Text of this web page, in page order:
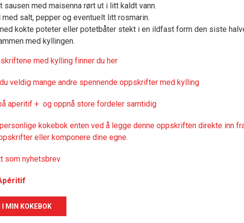
sausen med maisenna rørt ut i litt kaldt vann.
med salt, pepper og eventuelt litt rosmarin.
kokte poteter eller potetbåter stekt i en ildfast form den siste
med kyllingen.
med kylling finner du her
veldig mange andre spennende oppskrifter med kylling
aperitif + og oppnå store fordeler samtidig
kokebok enten ved å legge denne oppskriften direkte inn
eller komponere dine egne.
som nyhetsbrev
I MIN KOKEBOK